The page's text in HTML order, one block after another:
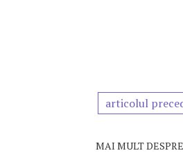
articolul
MAI MULT